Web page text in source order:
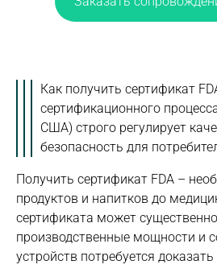
Как получить сертификат
сертификационного
США) строго регулирует
безопасность для
Получить сертификат FDA –
продуктов и напитков до
сертификата может
производственные мощности и
устройств потребуется